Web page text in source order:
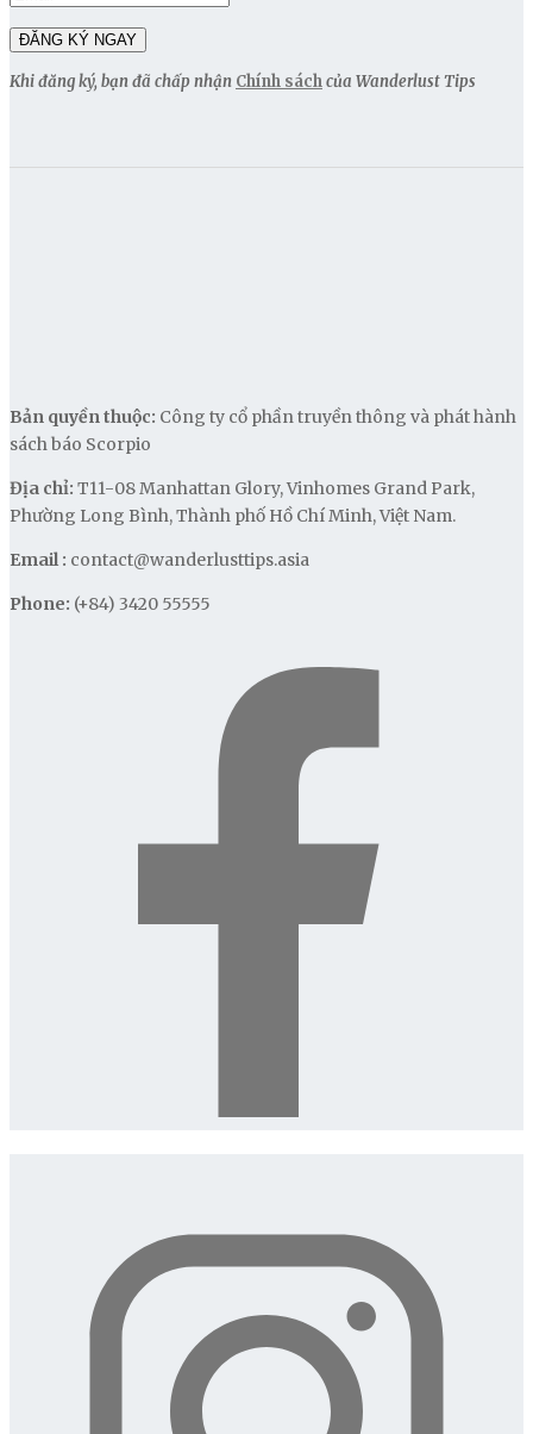
Khi đăng ký, bạn đã chấp nhận Chính sáchcủa Wanderlust Tips
Bản quyền thuộc: Công ty cổ phần truyền thông và phát hành
sách báo Scorpio
Địa chỉ: T11-08 Manhattan Glory, Vinhomes Grand Park,
Phường Long Bình, Thành phố Hồ Chí Minh, Việt Nam.
Email : contact@wanderlusttips.asia
Phone: (+84) 3420 55555